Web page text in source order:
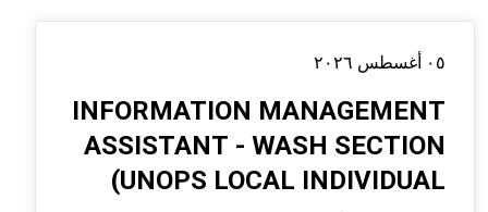
٠٥ أغسطس ٢٠٢٦
INFORMATION MANAGEMENT
ASSISTANT - WASH SECTION
(UNOPS LOCAL INDIVIDUAL